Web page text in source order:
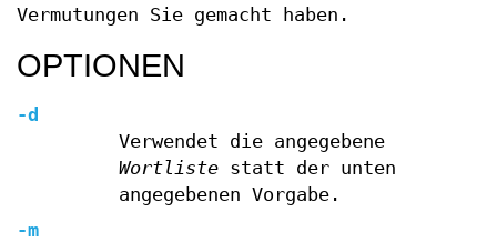
Vermutungen Sie gemacht haben.
OPTIONEN
-d
Verwendet die angegebene
Wortlistestatt der unten
angegebenen Vorgabe.
-m